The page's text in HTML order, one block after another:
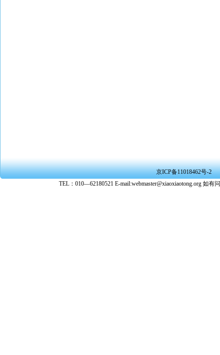
京ICP备11018462号-2
TEL：010—62180521 E-mail:webmaster@xiaoxiaotong.org 如